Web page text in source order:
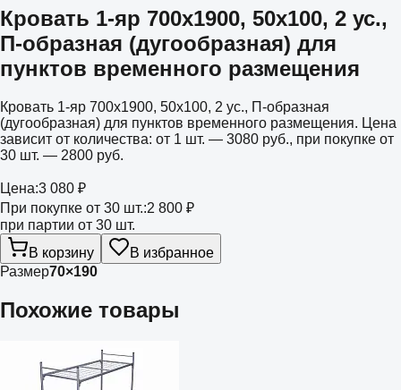
Кровать 1-яр 700х1900, 50х100, 2 ус.,
П-образная (дугообразная) для
пунктов временного размещения
Кровать 1-яр 700х1900, 50х100, 2 ус., П-образная
(дугообразная) для пунктов временного размещения. Цена
зависит от количества: от 1 шт. — 3080 руб., при покупке от
30 шт. — 2800 руб.
Цена:3 080 ₽
При покупке от 30 шт.:2 800 ₽
при партии от 30 шт.
В корзину
В избранное
Размер70×190
Похожие товары